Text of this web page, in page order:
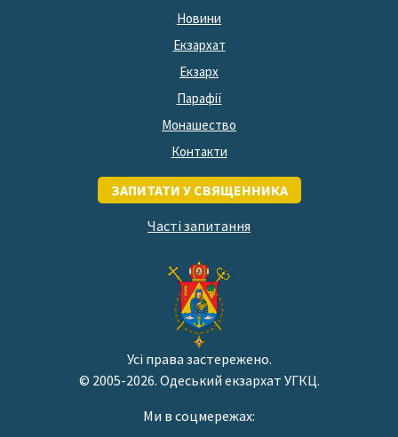
Новини
Екзархат
Екзарх
Парафії
Монашество
Контакти
ЗАПИТАТИ У СВЯЩЕННИКА
Часті запитання
Усі права застережено.
© 2005-2026. Одеський екзархат УГКЦ.
Ми в соцмережах: